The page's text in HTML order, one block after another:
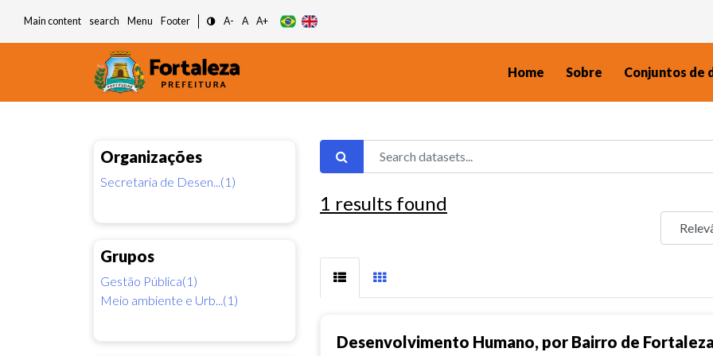
Main content search Menu Footer A- A A+
Home Sobre Conjuntos de
Organizações
Secretaria de Desen...(1)
Grupos
Gestão Pública(1)
Meio ambiente e Urb...(1)
1 results found
Desenvolvimento Humano, por Bairro de